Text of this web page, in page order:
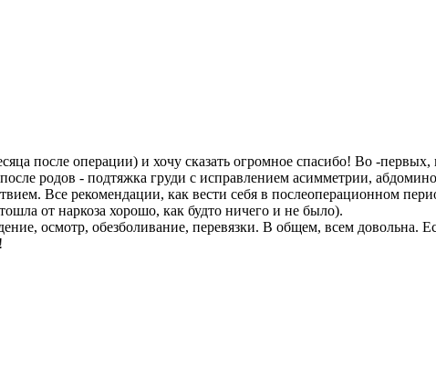
после операции) и хочу сказать огромное спасибо! Во -
родов - подтяжка груди с исправлением асимметрии,
Все рекомендации, как вести себя в послеоперационном
от наркоза хорошо, как будто ничего и не было).
осмотр, обезболивание, перевязки. В общем, всем довольна.